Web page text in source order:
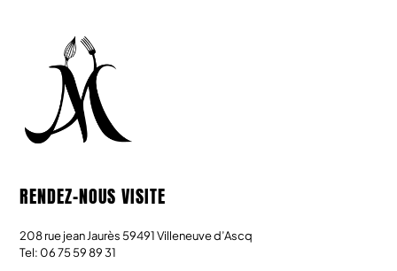
RENDEZ-NOUS VISITE
208 rue jean Jaurès 59491 Villeneuve d’Ascq
Tel: 06 75 59 89 31